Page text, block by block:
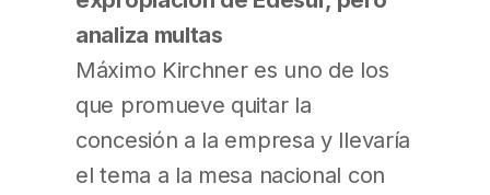
analiza multas
Máximo Kirchner es uno de los
que promueve quitar la
concesión a la empresa y llevaría
el tema a la mesa nacional con